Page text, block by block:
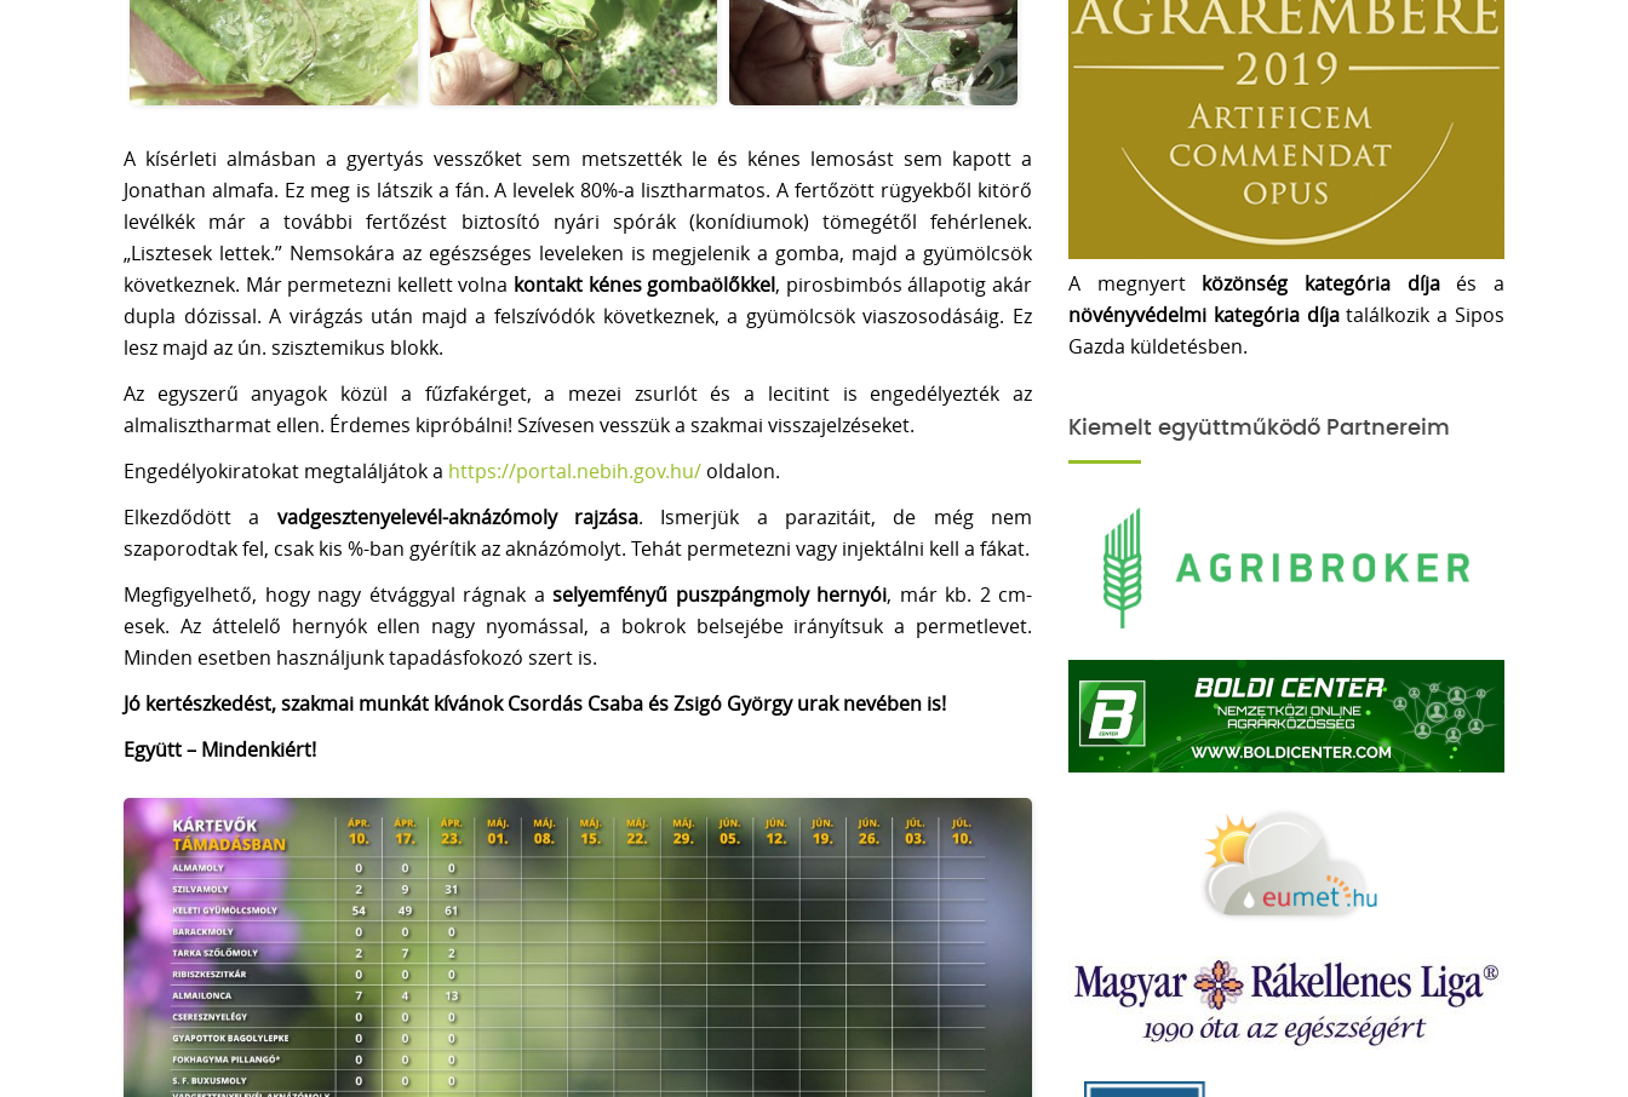
A kísérleti almásban a gyertyás vesszőket sem metszették le és kénes lemosást sem kapott a
Jonathan almafa. Ez meg is látszik a fán. A levelek 80%-a lisztharmatos. A fertőzött rügyekből kitörő
levélkék már a további fertőzést biztosító nyári spórák (konídiumok) tömegétől fehérlenek.
„Lisztesek lettek.” Nemsokára az egészséges leveleken is megjelenik a gomba, majd a gyümölcsök
következnek. Már permetezni kellett volna kontakt kénes gombaölőkkel, pirosbimbós állapotig akár
dupla dózissal. A virágzás után majd a felszívódók következnek, a gyümölcsök viaszosodásáig. Ez
lesz majd az ún. szisztemikus blokk.
Az egyszerű anyagok közül a fűzfakérget, a mezei zsurlót és a lecitint is engedélyezték az
almalisztharmat ellen. Érdemes kipróbálni! Szívesen vesszük a szakmai visszajelzéseket.
Engedélyokiratokat megtaláljátok a https://portal.nebih.gov.hu/ oldalon.
Elkezdődött a vadgesztenyelevél-aknázómoly rajzása. Ismerjük a parazitáit, de még nem
szaporodtak fel, csak kis %-ban gyérítik az aknázómolyt. Tehát permetezni vagy injektálni kell a fákat.
Megfigyelhető, hogy nagy étvággyal rágnak a selyemfényű puszpángmoly hernyói, már kb. 2 cm-
esek. Az áttelelő hernyók ellen nagy nyomással, a bokrok belsejébe irányítsuk a permetlevet.
Minden esetben használjunk tapadásfokozó szert is.
Jó kertészkedést, szakmai munkát kívánok Csordás Csaba és Zsigó György urak nevében is!
Együtt – Mindenkiért!
A megnyert közönség kategória díjaés a
növényvédelmi kategória díjatalálkozik a Sipos
Gazda küldetésben.
Kiemelt együttműködő Partnereim